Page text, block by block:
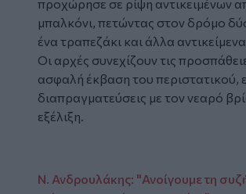
προχώρησε σε ρίψη αντικειμένων
μπαλκόνι, πετώντας στον δρόμο
ένα τραπεζάκι και άλλα
Οι αρχές συνεχίζουν τις
ασφαλή έκβαση του περιστατικού,
διαπραγματεύσεις με τον νεαρό
εξέλιξη.
Ν. Ανδρουλάκης: "Ανοίγουμε τη